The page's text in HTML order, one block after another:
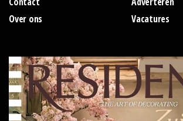
Over ons
Vacatures